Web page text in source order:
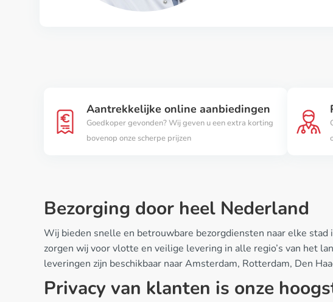
Aantrekkelijke online aanbiedingen
Goedkoper gevonden? Wij geven u een extra korting
bovenop onze scherpe prijzen
Bezorging door heel Nederland
Wij bieden snelle en betrouwbare bezorgdiensten naar elke
zorgen wij voor vlotte en veilige levering in alle regio’s van het
leveringen zijn beschikbaar naar Amsterdam, Rotterdam, Den
Privacy van klanten is onze